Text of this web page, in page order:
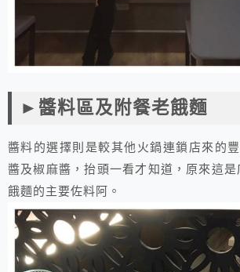
►醬料區及附餐老餓麵
醬料的選擇則是較其他火鍋連鎖店來的
醬及椒麻醬，抬頭一看才知道，原來這
餓麵的主要佐料阿。